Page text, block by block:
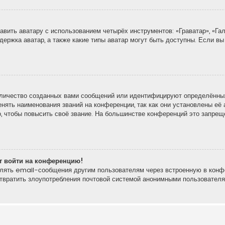
аватару с использованием четырёх инструментов: «Граватар»,
аватар, а также какие типы аватар могут быть доступны. Если
созданных вами сообщений или идентифицируют
наименования званий на конференции, так как они установлены
повысить своё звание. На большинстве конференций это
войти на конференцию!
email-сообщения другим пользователям через встроенную в
злоупотребления почтовой системой анонимными